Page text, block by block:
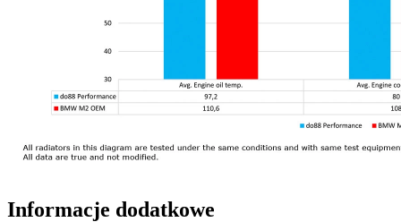
Informacje dodatkowe